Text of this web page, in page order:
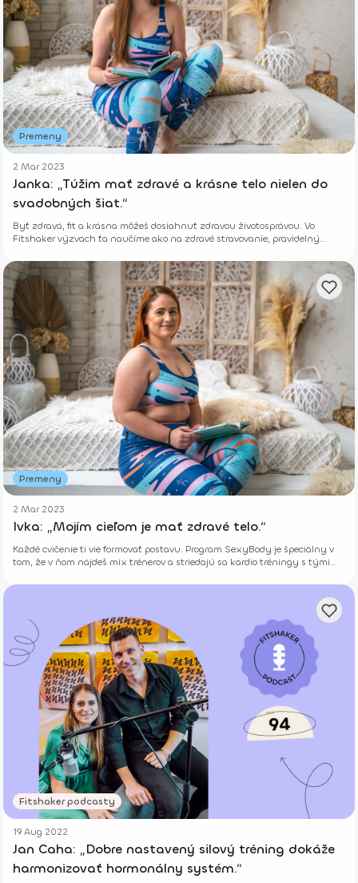
Premeny
2 Mar 2023
Janka: „Túžim mať zdravé a krásne telo nielen do
svadobných šiat.“
Byť zdravá, fit a krásna môžeš dosiahnuť zdravou životosprávou. Vo
Fitshaker výzvach ťa naučíme ako na zdravé stravovanie, pravidelný
Premeny
2 Mar 2023
Ivka: „Mojím cieľom je mať zdravé telo.“
Každé cvičenie ti vie formovať postavu. Program SexyBody je špeciálny v
tom, že v ňom nájdeš mix trénerov a striedajú sa kardio tréningy s tými
Fitshaker podcasty
19 Aug 2022
Jan Caha: „Dobre nastavený silový tréning dokáže
harmonizovať hormonálny systém.“